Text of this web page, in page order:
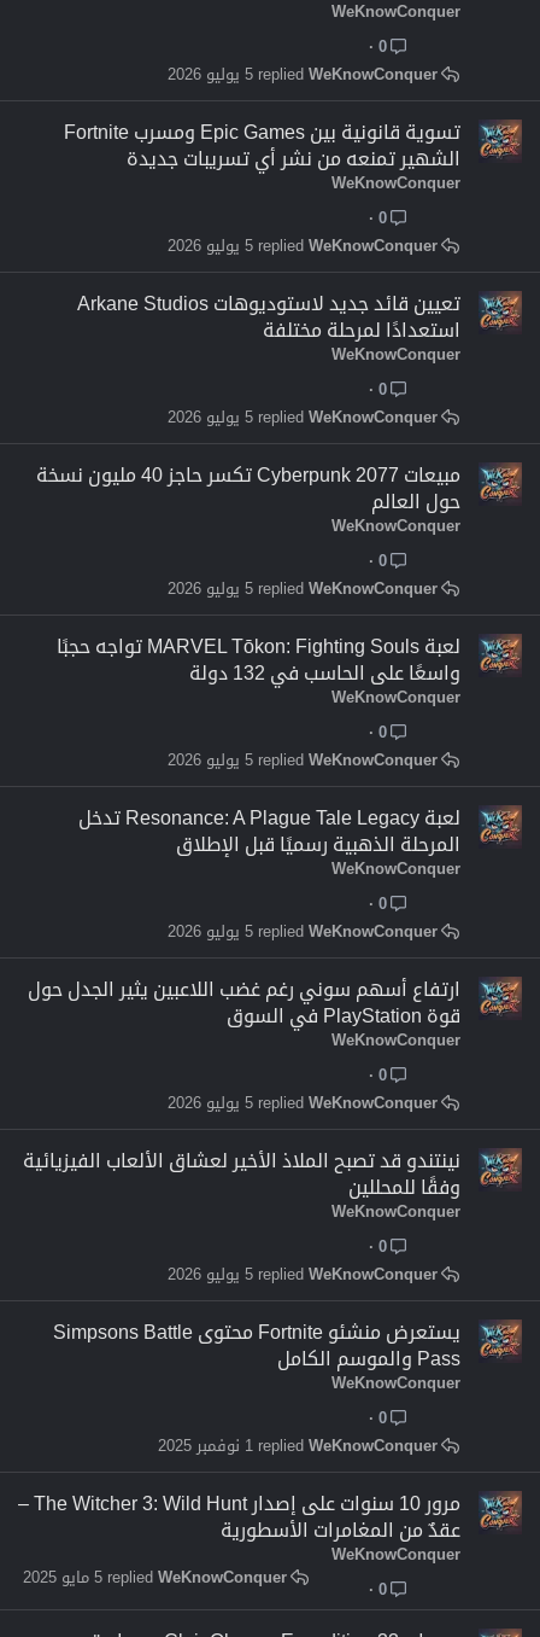
WeKnowConquer
0
5 يوليو 2026
WeKnowConquer
تسوية قانونية بين Epic Games ومسرب Fortnite
الشهير تمنعه من نشر أي تسريبات جديدة
WeKnowConquer
0
5 يوليو 2026
WeKnowConquer
تعيين قائد جديد لاستوديوهات Arkane Studios
استعدادًا لمرحلة مختلفة
WeKnowConquer
0
5 يوليو 2026
WeKnowConquer
مبيعات Cyberpunk 2077 تكسر حاجز 40 مليون نسخة
حول العالم
WeKnowConquer
0
5 يوليو 2026
WeKnowConquer
لعبة MARVEL Tōkon: Fighting Souls تواجه حجبًا
واسعًا على الحاسب في 132 دولة
WeKnowConquer
0
5 يوليو 2026
WeKnowConquer
لعبة Resonance: A Plague Tale Legacy تدخل
المرحلة الذهبية رسميًا قبل الإطلاق
WeKnowConquer
0
5 يوليو 2026
WeKnowConquer
ارتفاع أسهم سوني رغم غضب اللاعبين يثير الجدل حول
قوة PlayStation في السوق
WeKnowConquer
0
5 يوليو 2026
WeKnowConquer
نينتندو قد تصبح الملاذ الأخير لعشاق الألعاب الفيزيائية
وفقًا للمحللين
WeKnowConquer
0
5 يوليو 2026
WeKnowConquer
يستعرض منشئو Fortnite محتوى Simpsons Battle
Pass والموسم الكامل
WeKnowConquer
0
1 نوفمبر 2025
WeKnowConquer
مرور 10 سنوات على إصدار The Witcher 3: Wild Hunt –
عقدٌ من المغامرات الأسطورية
WeKnowConquer
0
5 مايو 2025 WeKnowConquer